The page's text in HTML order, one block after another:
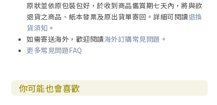
原狀並依原包裝包好，於收到商品鑑賞期七天內，將與欲
退貨之商品、紙本發票及原出貨單寄回。詳細可閱讀退換
貨須知 。
如需寄送海外，歡迎閱讀海外訂購常見問題 。
更多常見問題FAQ
你可能也會喜歡